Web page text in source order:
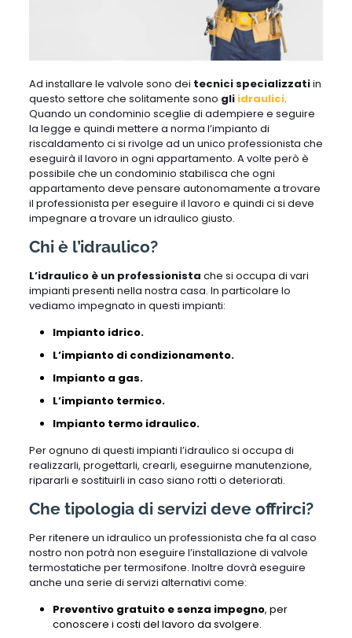
Ad installare le valvole sono dei tecnici specializzatiin
questo settore che solitamente sono gli idraulici.
Quando un condominio sceglie di adempiere e seguire
la legge e quindi mettere a norma l’impianto di
riscaldamento ci si rivolge ad un unico professionista che
eseguirà il lavoro in ogni appartamento. A volte però è
possibile che un condominio stabilisca che ogni
appartamento deve pensare autonomamente a trovare
il professionista per eseguire il lavoro e quindi ci si deve
impegnare a trovare un idraulico giusto.
Chi è l’idraulico?
L’idraulico è un professionista che si occupa di vari
impianti presenti nella nostra casa. In particolare lo
vediamo impegnato in questi impianti:
Impianto idrico.
L’impianto di condizionamento.
Impianto a gas.
L’impianto termico.
Impianto termo idraulico.
Per ognuno di questi impianti l’idraulico si occupa di
realizzarli, progettarli, crearli, eseguirne manutenzione,
ripararli e sostituirli in caso siano rotti o deteriorati.
Che tipologia di servizi deve offrirci?
Per ritenere un idraulico un professionista che fa al caso
nostro non potrà non eseguire l’installazione di valvole
termostatiche per termosifone. Inoltre dovrà eseguire
anche una serie di servizi alternativi come:
Preventivo gratuito e senza impegno, per
conoscere i costi del lavoro da svolgere.